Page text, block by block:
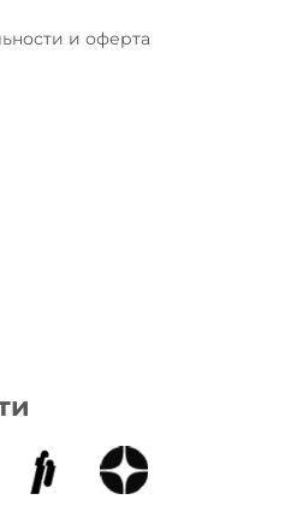
и оферта